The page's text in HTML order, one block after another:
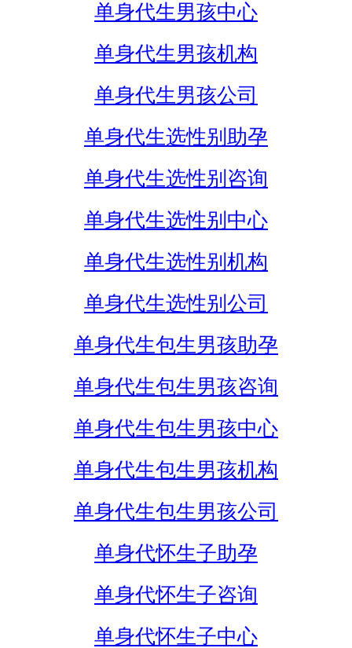
单身代生男孩中心
单身代生男孩机构
单身代生男孩公司
单身代生选性别助孕
单身代生选性别咨询
单身代生选性别中心
单身代生选性别机构
单身代生选性别公司
单身代生包生男孩助孕
单身代生包生男孩咨询
单身代生包生男孩中心
单身代生包生男孩机构
单身代生包生男孩公司
单身代怀生子助孕
单身代怀生子咨询
单身代怀生子中心